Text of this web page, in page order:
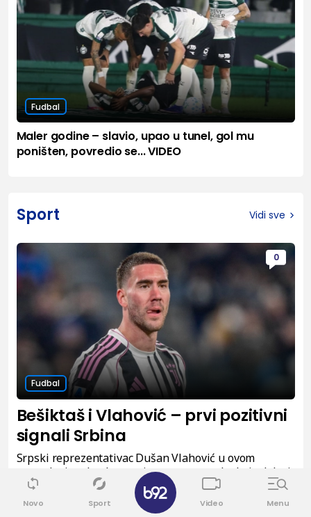
Fudbal
Maler godine – slavio, upao u tunel, gol mu
poništen, povredio se... VIDEO
Sport Vidi sve
0
Fudbal
Bešiktaš i Vlahović – prvi pozitivni
signali Srbina
Srpski reprezentativac Dušan Vlahović u ovom
trenutku ima konkretnu i unosnu ponudu, koja dolazi
iz Turske, i polako joj se okreće.
Novo Sport Video Menu